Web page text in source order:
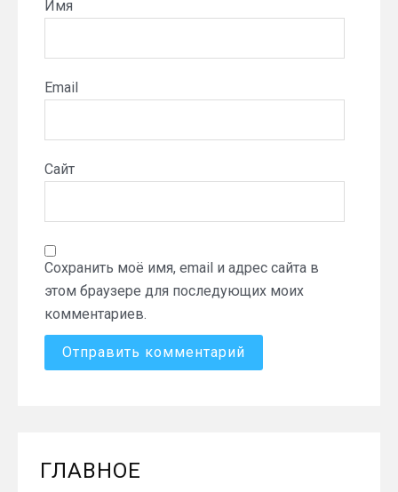
Имя
Email
Сайт
Сохранить моё имя, email и адрес сайта в
этом браузере для последующих моих
комментариев.
ГЛАВНОЕ